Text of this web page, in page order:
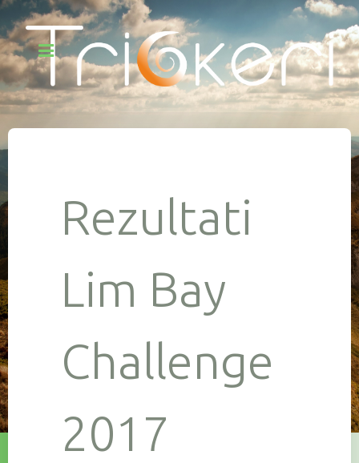
Rezultati
Lim Bay
Challenge
2017